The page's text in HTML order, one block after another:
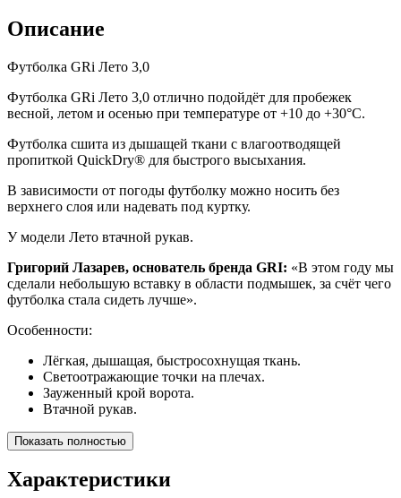
Описание
Футболка GRi Лето 3,0
Футболка GRi Лето 3,0 отлично подойдёт для пробежек
весной, летом и осенью при температуре от +10 до +30°C.
Футболка сшита из дышащей ткани с влагоотводящей
пропиткой QuickDry® для быстрого высыхания.
В зависимости от погоды футболку можно носить без
верхнего слоя или надевать под куртку.
У модели Лето втачной рукав.
Григорий Лазарев, основатель бренда GRI: «В этом году мы
сделали небольшую вставку в области подмышек, за счёт чего
футболка стала сидеть лучше».
Особенности:
Лёгкая, дышащая, быстросохнущая ткань.
Светоотражающие точки на плечах.
Зауженный крой ворота.
Втачной рукав.
Показать полностью
Характеристики